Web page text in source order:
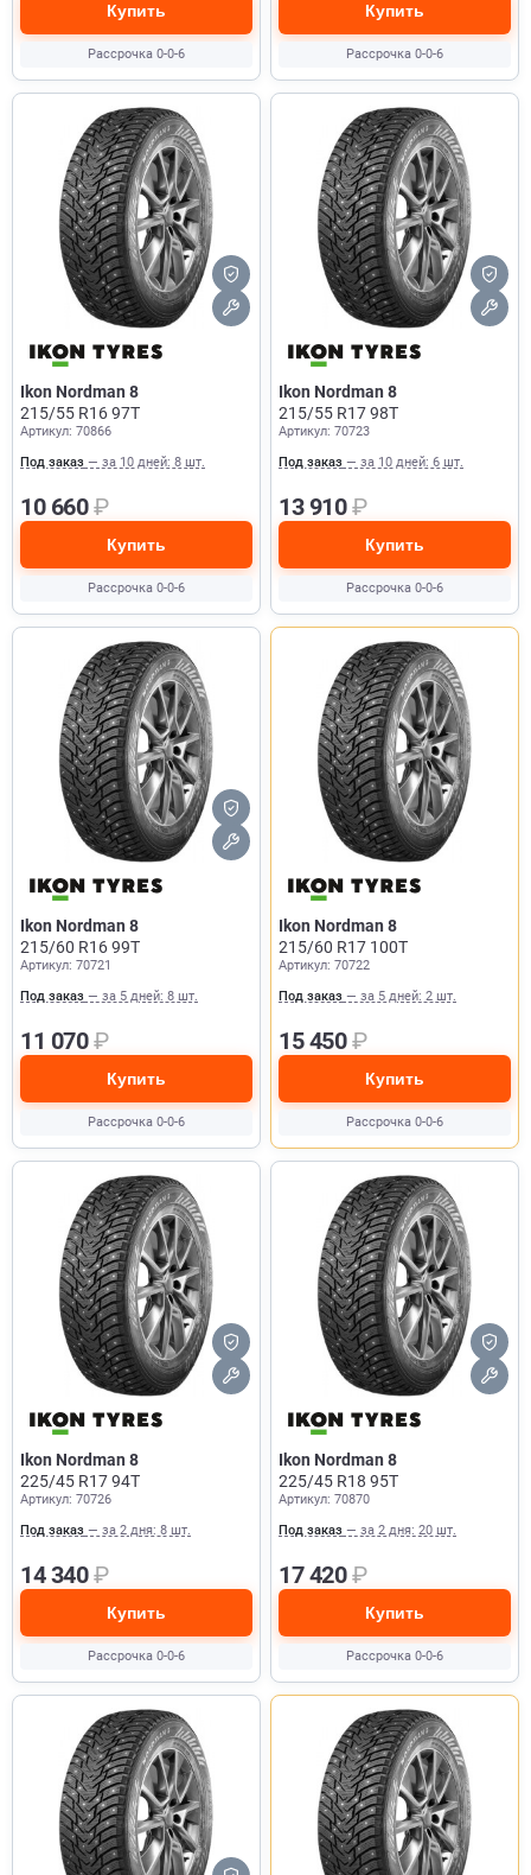
Купить
Рассрочка 0-0-6
Купить
Рассрочка 0-0-6
Ikon Nordman 8
215/55 R16 97T
Артикул: 70866
Под заказ — за 10 дней: 8 шт.
10 660₽
Купить
Рассрочка 0-0-6
Ikon Nordman 8
215/55 R17 98T
Артикул: 70723
Под заказ — за 10 дней: 6 шт.
13 910₽
Купить
Рассрочка 0-0-6
Ikon Nordman 8
215/60 R16 99T
Артикул: 70721
Под заказ — за 5 дней: 8 шт.
11 070₽
Купить
Рассрочка 0-0-6
Ikon Nordman 8
215/60 R17 100T
Артикул: 70722
Под заказ — за 5 дней: 2 шт.
15 450₽
Купить
Рассрочка 0-0-6
Ikon Nordman 8
225/45 R17 94T
Артикул: 70726
Под заказ — за 2 дня: 8 шт.
14 340₽
Купить
Рассрочка 0-0-6
Ikon Nordman 8
225/45 R18 95T
Артикул: 70870
Под заказ — за 2 дня: 20 шт.
17 420₽
Купить
Рассрочка 0-0-6